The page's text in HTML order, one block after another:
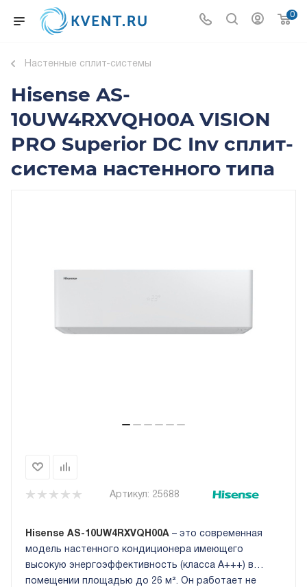
0
Настенные сплит-системы
Hisense AS-
10UW4RXVQH00A VISION
PRO Superior DC Inv сплит-
система настенного типа
Артикул: 25688
Hisense AS-10UW4RXVQH00A – это современная
модель настенного кондиционера имеющего
высокую энергоэффективность (класса A+++) в
помещении площадью до 26 м². Он работает не